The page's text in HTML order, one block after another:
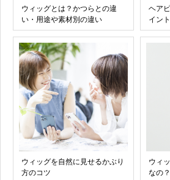
ウィッグとは？かつらとの違
い・用途や素材別の違い
ヘア
イン
ウィッグを自然に見せるかぶり
方のコツ
ウィ
なの？